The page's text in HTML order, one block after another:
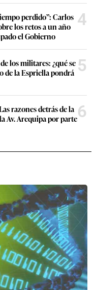
perdido”: Carlos
los retos a un año
el Gobierno
4
los militares: ¿qué se
de la Espriella pondrá 5
razones detrás de la
Av. Arequipa por parte6